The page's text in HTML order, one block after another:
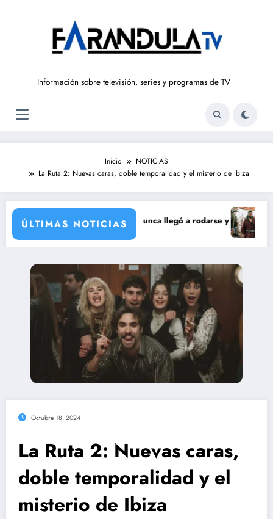
Información sobre televisión, series y programas de TV
Inicio
NOTICIAS
La Ruta 2: Nuevas caras, doble temporalidad y el misterio de Ibiza
ÚLTIMAS NOTICIAS
de María Castro
de Carmina Ordóñez que nunca llegó a rodarse y que convertía a
Octubre 18, 2024
La Ruta 2: Nuevas caras,
doble temporalidad y el
misterio de Ibiza